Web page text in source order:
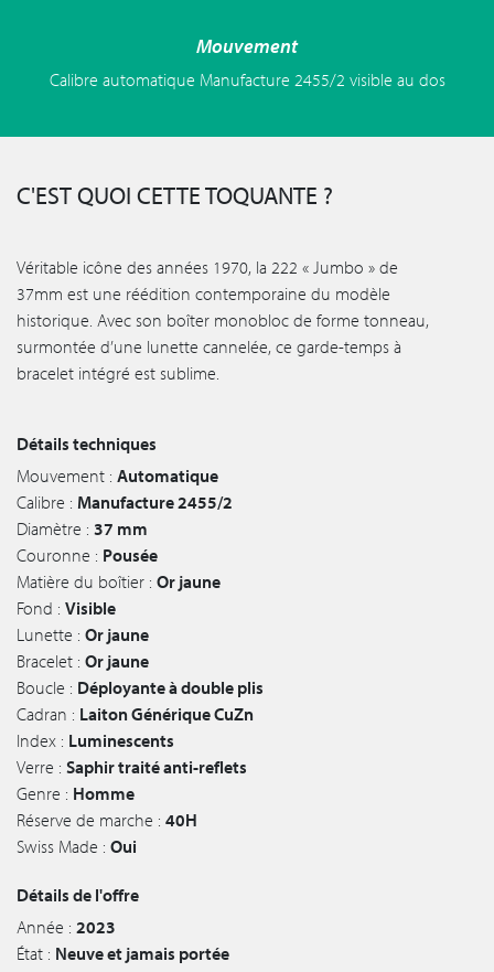
Mouvement
Calibre automatique Manufacture 2455/2 visible au dos
C'EST QUOI CETTE TOQUANTE ?
Véritable icône des années 1970, la 222 « Jumbo » de
37mm est une réédition contemporaine du modèle
historique. Avec son boîter monobloc de forme tonneau,
surmontée d’une lunette cannelée, ce garde-temps à
bracelet intégré est sublime.
Détails techniques
Mouvement : Automatique
Calibre : Manufacture 2455/2
Diamètre : 37 mm
Couronne : Pousée
Matière du boîtier : Or jaune
Fond : Visible
Lunette : Or jaune
Bracelet : Or jaune
Boucle : Déployante à double plis
Cadran : Laiton Générique CuZn
Index : Luminescents
Verre : Saphir traité anti-reflets
Genre : Homme
Réserve de marche : 40H
Swiss Made : Oui
Détails de l'offre
Année : 2023
État : Neuve et jamais portée